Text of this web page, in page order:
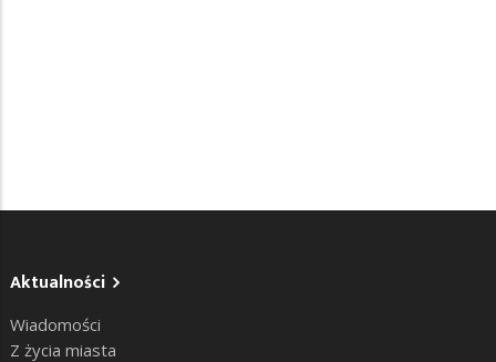
Aktualności
Wiadomości
Z życia miasta